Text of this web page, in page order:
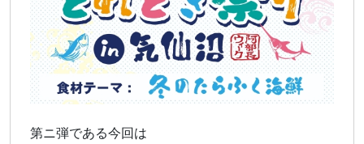
第ニ弾である今回は